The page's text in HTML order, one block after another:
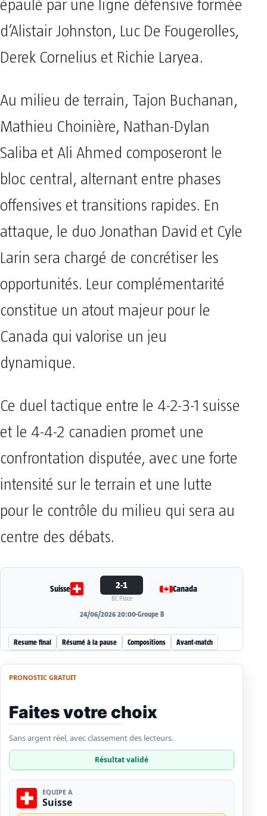
épaulé par une ligne défensive formée
d’Alistair Johnston, Luc De Fougerolles,
Derek Cornelius et Richie Laryea.
Au milieu de terrain, Tajon Buchanan,
Mathieu Choinière, Nathan-Dylan
Saliba et Ali Ahmed composeront le
bloc central, alternant entre phases
offensives et transitions rapides. En
attaque, le duo Jonathan David et Cyle
Larin sera chargé de concrétiser les
opportunités. Leur complémentarité
constitue un atout majeur pour le
Canada qui valorise un jeu
dynamique.
Ce duel tactique entre le 4-2-3-1 suisse
et le 4-4-2 canadien promet une
confrontation disputée, avec une forte
intensité sur le terrain et une lutte
pour le contrôle du milieu qui sera au
centre des débats.
Suisse 2-1
BC Place
Canada
24/06/2026 20:00· Groupe B
Resume final Résumé à la pause Compositions Avant-match
PRONOSTIC GRATUIT
Faites votre choix
Sans argent réel, avec classement des lecteurs.
Résultat validé
EQUIPE A
Suisse